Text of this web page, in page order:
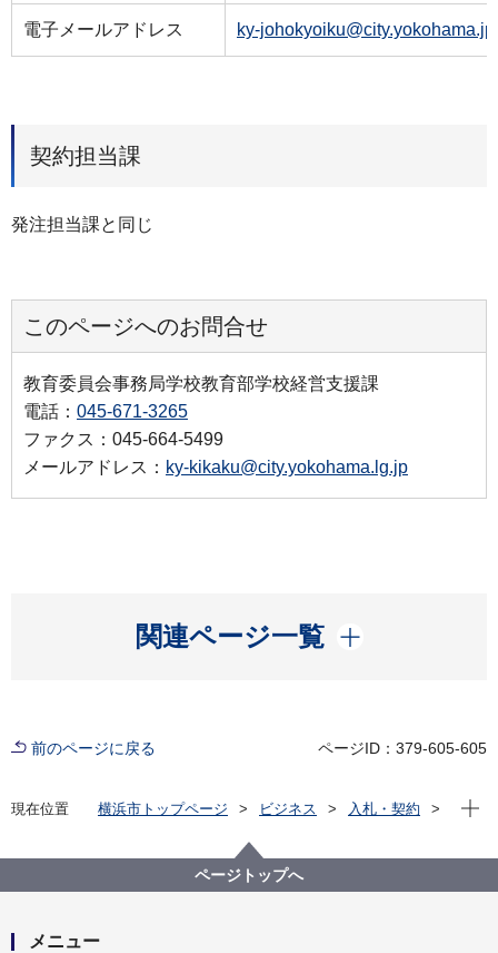
電子メールアドレス ky-johokyoiku@city.yokohama.jp
契約担当課
発注担当課と同じ
このページへのお問合せ
教育委員会事務局学校教育部学校経営支援課
電話： 045-671-3265
ファクス：045-664-5499
メールアドレス： ky-kikaku@city.yokohama.lg.jp
関連ページ一覧
開く
前のページに戻る ページID：379-605-605
現在位置 横浜市トップページ ビジネス
入札・契約
【入札結果掲載】令和４年度横浜市立学校校務用サー
バ保守業務委託
現在
ページトップへ
メニュー